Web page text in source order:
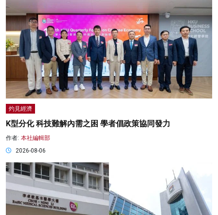
灼見經濟
K型分化 科技難解內需之困 學者倡政策協同發力
作者: 本社編輯部
2026-08-06